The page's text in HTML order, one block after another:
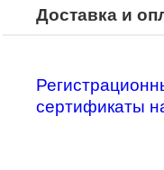
Доставка и
сертификаты